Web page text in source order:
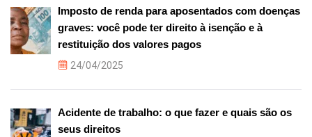
Imposto de renda para aposentados com doenças
graves: você pode ter direito à isenção e à
restituição dos valores pagos
24/04/2025
Acidente de trabalho: o que fazer e quais são os
seus direitos